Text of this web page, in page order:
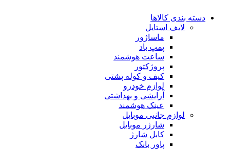
دسته بندی کالاها
لایف استایل
ماساژور
پمپ باد
ساعت هوشمند
پروژکتور
کیف و کوله پشتی
لوازم خودرو
آرایشی و بهداشتی
عینک هوشمند
لوازم جانبی موبایل
شارژر موبایل
کابل شارژ
پاور بانک